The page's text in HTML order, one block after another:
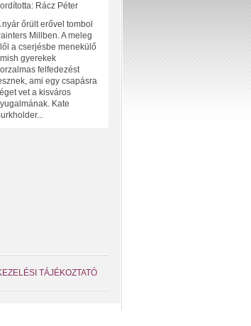
Rácz Péter
nyár őrült erővel tombol
Millben. A meleg
a cserjésbe menekülő
gyerekek
felfedezést
ami egy csapásra
vet a kisváros
Kate
TÁJÉKOZTATÓ